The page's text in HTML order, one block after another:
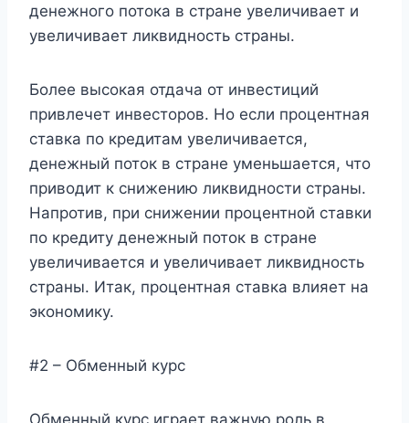
денежного потока в стране увеличивает и
увеличивает ликвидность страны.
Более высокая отдача от инвестиций
привлечет инвесторов. Но если процентная
ставка по кредитам увеличивается,
денежный поток в стране уменьшается, что
приводит к снижению ликвидности страны.
Напротив, при снижении процентной ставки
по кредиту денежный поток в стране
увеличивается и увеличивает ликвидность
страны. Итак, процентная ставка влияет на
экономику.
#2 – Обменный курс
Обменный курс играет важную роль в